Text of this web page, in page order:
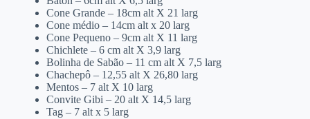
Cone Grande – 18cm alt X 21 larg
Cone médio – 14cm alt x 20 larg
Cone Pequeno – 9cm alt X 11 larg
Chichlete – 6 cm alt X 3,9 larg
Bolinha de Sabão – 11 cm alt X 7,5 larg
Chachepô – 12,55 alt X 26,80 larg
Mentos – 7 alt X 10 larg
Convite Gibi – 20 alt X 14,5 larg
Tag – 7 alt x 5 larg